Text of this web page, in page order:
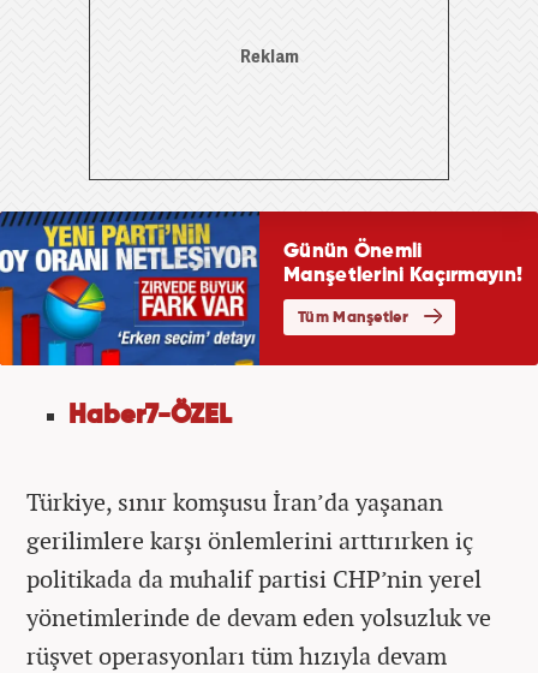
Haber7-ÖZEL
Türkiye, sınır komşusu İran’da yaşanan
gerilimlere karşı önlemlerini arttırırken iç
politikada da muhalif partisi CHP’nin yerel
yönetimlerinde de devam eden yolsuzluk ve
rüşvet operasyonları tüm hızıyla devam